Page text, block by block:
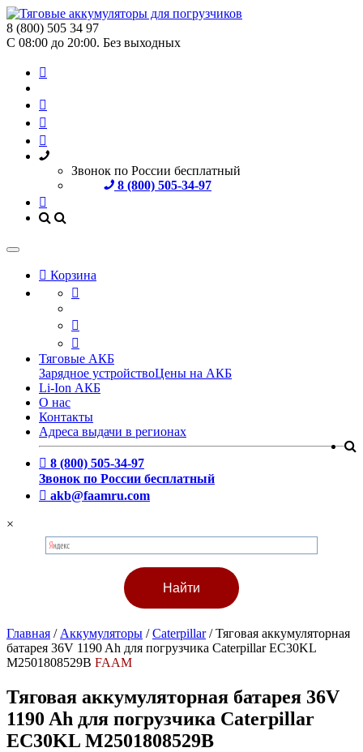
8 (800) 505 34 97
С 08:00 до 20:00. Без выходных
Звонок по России бесплатный
8 (800) 505-34-97
Корзина
Тяговые АКБ
Зарядное устройствоЦены на АКБ
Li-Ion АКБ
О нас
Контакты
Адреса выдачи в регионах
8 (800) 505-34-97
Звонок по России бесплатный
akb@faamru.com
×
Главная / Аккумуляторы /Caterpillar/Тяговая аккумуляторная
батарея 36V 1190 Ah для погрузчика Caterpillar EC30KL
M2501808529B FAAM
Тяговая аккумуляторная батарея 36V
1190 Ah для погрузчика Caterpillar
EC30KL M2501808529B